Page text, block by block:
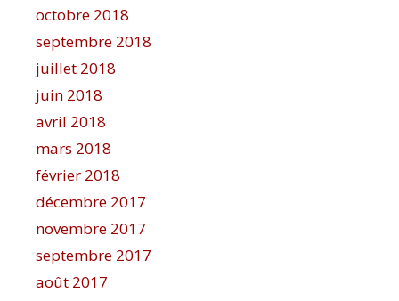
octobre 2018
septembre 2018
juillet 2018
juin 2018
avril 2018
mars 2018
février 2018
décembre 2017
novembre 2017
septembre 2017
août 2017